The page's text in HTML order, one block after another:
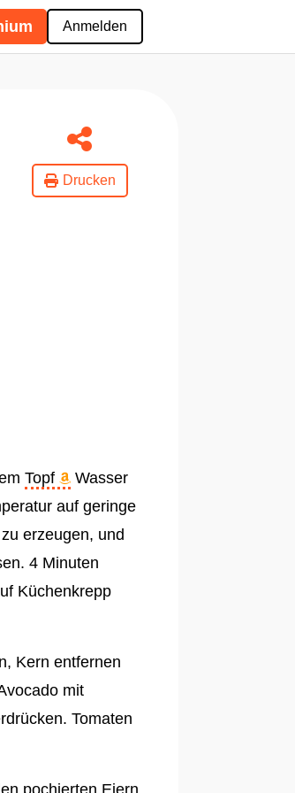
Anmelden
Drucken
Topf
Wasser
auf geringe
erzeugen, und
4 Minuten
Küchenkrepp
Kern entfernen
mit
Tomaten
pochierten Eiern